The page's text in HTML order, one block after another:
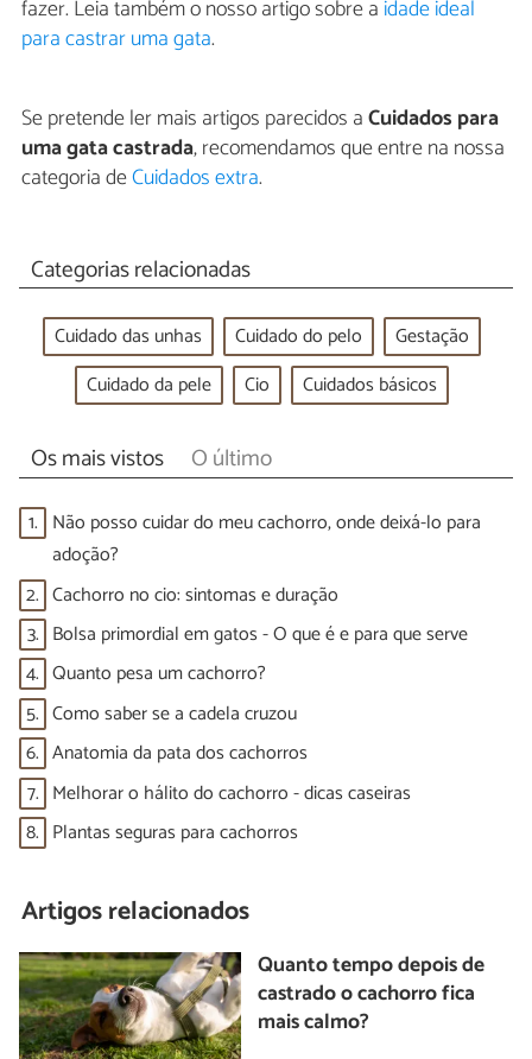
fazer. Leia também o nosso artigo sobre a idade ideal
para castrar uma gata.
Se pretende ler mais artigos parecidos aCuidados para
uma gata castrada, recomendamos que entre na nossa
categoria deCuidados extra.
Categorias relacionadas
Cuidado das unhas Cuidado do pelo
Gestação
Cuidado da pele
Cio Cuidados básicos
Os mais vistos O último
1. Não posso cuidar do meu cachorro, onde deixá-lo para
adoção?
2. Cachorro no cio: sintomas e duração
3. Bolsa primordial em gatos - O que é e para que serve
4. Quanto pesa um cachorro?
5. Como saber se a cadela cruzou
6. Anatomia da pata dos cachorros
7. Melhorar o hálito do cachorro - dicas caseiras
8. Plantas seguras para cachorros
Artigos relacionados
Quanto tempo depois de
castrado o cachorro fica
mais calmo?